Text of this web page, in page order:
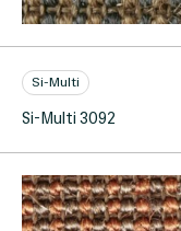
Si-Multi
Si-Multi 3092